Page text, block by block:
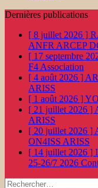
Dernières publications
[ 8 juillet 2026 ]
ANFR ARCEP
[ 17 septembre
F4 Association
[ 4 août 2026 ]
ARISS
[ 1 août 2026 ]
[ 21 juillet 2026 ]
ARISS
[ 20 juillet 2026 ]
ON4ISS ARISS
[ 14 juillet 2026 ]
25-26/7 2026
Rechercher :